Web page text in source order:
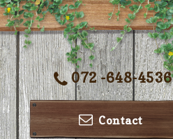
072 -648-4536
Contact